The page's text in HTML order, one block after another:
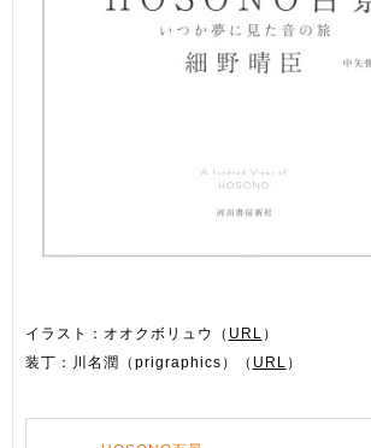
イラスト：オオクボリュウ（ URL ）
装丁：川名潤（prigraphics）（ URL ）